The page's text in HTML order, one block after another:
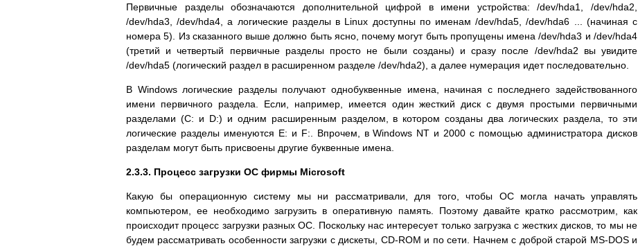
Первичные разделы обозначаются дополнительной цифрой в имени устройства: /dev/hda1, /dev/hda2,
/dev/hda3, /dev/hda4, а логические разделы в Linux доступны по именам /dev/hda5, /dev/hda6 ... (начиная с
номера 5). Из сказанного выше должно быть ясно, почему могут быть пропущены имена /dev/hda3 и /dev/hda4
(третий и четвертый первичные разделы просто не были созданы) и сразу после /dev/hda2 вы увидите
/dev/hda5 (логический раздел в расширенном разделе /dev/hda2), а далее нумерация идет последовательно.
В Windows логические разделы получают однобуквенные имена, начиная с последнего задействованного
имени первичного раздела. Если, например, имеется один жесткий диск с двумя простыми первичными
разделами (C: и D:) и одним расширенным разделом, в котором созданы два логических раздела, то эти
логические разделы именуются E: и F:. Впрочем, в Windows NT и 2000 с помощью администратора дисков
разделам могут быть присвоены другие буквенные имена.
2.3.3. Процесс загрузки ОС фирмы Microsoft
Какую бы операционную систему мы ни рассматривали, для того, чтобы ОС могла начать управлять
компьютером, ее необходимо загрузить в оперативную память. Поэтому давайте кратко рассмотрим, как
происходит процесс загрузки разных ОС. Поскольку нас интересует только загрузка с жестких дисков, то мы не
будем рассматривать особенности загрузки с дискеты, CD-ROM и по сети. Начнем с доброй старой MS-DOS и